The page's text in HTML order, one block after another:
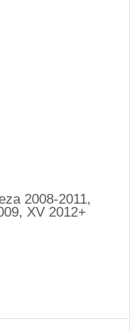
2008-2011,
XV 2012+